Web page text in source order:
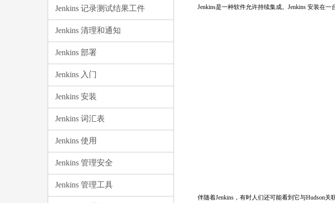
Jenkins 记录测试结果工件
Jenkins 清理和通知
Jenkins 部署
Jenkins 入门
Jenkins 安装
Jenkins 词汇表
Jenkins 使用
Jenkins 管理安全
Jenkins 管理工具
Jenkins是一种软件允许持续集成。Jenkins 安装在
伴随着Jenkins，有时人们还可能看到它与Hudson关